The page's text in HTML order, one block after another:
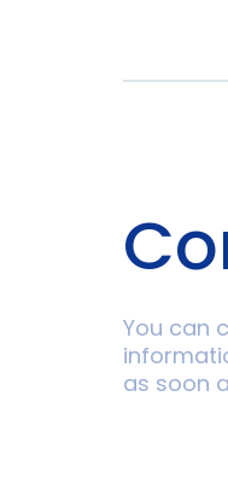
You can
as soon